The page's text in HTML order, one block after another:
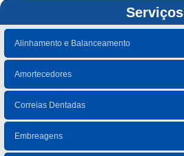
Serviços
Alinhamento e Balanceamento
Amortecedores
Correias Dentadas
Embreagens